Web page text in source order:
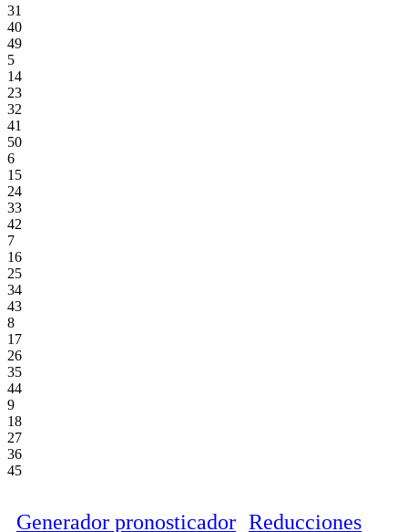
31
40
49
5
14
23
32
41
50
6
15
24
33
42
7
16
25
34
43
8
17
26
35
44
9
18
27
36
45
Generador pronosticador Reducciones